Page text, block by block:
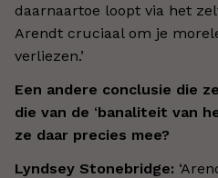
daarnaartoe loopt via het
Arendt cruciaal om je
verliezen.’
Een andere conclusie die
die van de ‘banaliteit van
ze daar precies mee?
Lyndsey Stonebridge: